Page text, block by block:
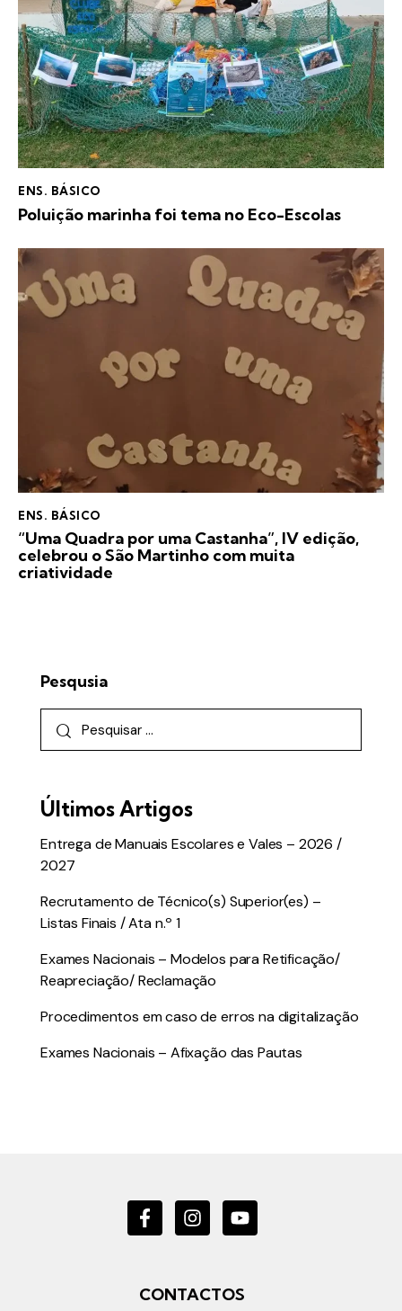
ENS. BÁSICO
Poluição marinha foi tema no Eco-Escolas
ENS. BÁSICO
“Uma Quadra por uma Castanha”, IV edição,
celebrou o São Martinho com muita
criatividade
Pesqusia
Últimos Artigos
Entrega de Manuais Escolares e Vales – 2026 /
2027
Recrutamento de Técnico(s) Superior(es) –
Listas Finais / Ata n.º 1
Exames Nacionais – Modelos para Retificação/
Reapreciação/ Reclamação
Procedimentos em caso de erros na digitalização
Exames Nacionais – Afixação das Pautas
CONTACTOS